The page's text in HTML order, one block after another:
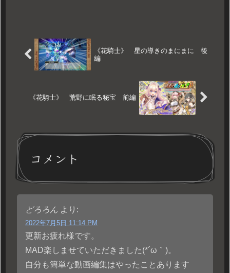
《花騎士》 星の導きのまにまに 後
編
《花騎士》 荒野に眠る秘宝 前編
コメント
どろろん より:
2022年7月5日 11:14 PM
更新お疲れ様です。
MAD楽しませていただきました(*´ω｀)。
自分も簡単な動画編集はやったことあります